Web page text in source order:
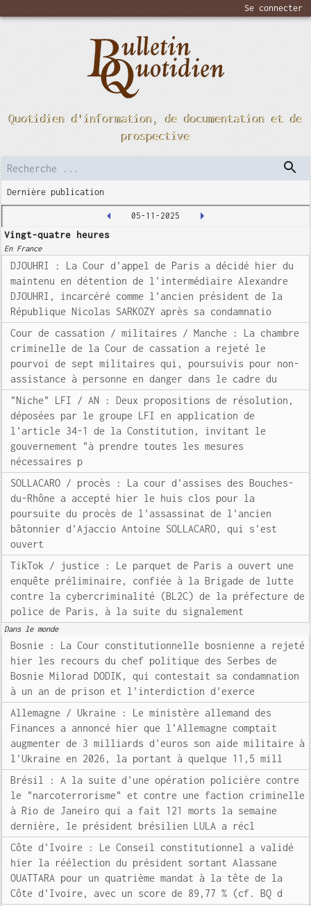
Se connecter
Quotidien d'information, de documentation et de
prospective
Dernière publication
05-11-2025
Vingt-quatre heures
En France
DJOUHRI : La Cour d'appel de Paris a décidé hier du
maintenu en détention de l'intermédiaire Alexandre
DJOUHRI, incarcéré comme l'ancien président de la
République Nicolas SARKOZY après sa condamnatio
Cour de cassation / militaires / Manche : La chambre
criminelle de la Cour de cassation a rejeté le
pourvoi de sept militaires qui, poursuivis pour non-
assistance à personne en danger dans le cadre du
"Niche" LFI / AN : Deux propositions de résolution,
déposées par le groupe LFI en application de
l'article 34-1 de la Constitution, invitant le
gouvernement "à prendre toutes les mesures
nécessaires p
SOLLACARO / procès : La cour d'assises des Bouches-
du-Rhône a accepté hier le huis clos pour la
poursuite du procès de l'assassinat de l'ancien
bâtonnier d'Ajaccio Antoine SOLLACARO, qui s'est
ouvert
TikTok / justice : Le parquet de Paris a ouvert une
enquête préliminaire, confiée à la Brigade de lutte
contre la cybercriminalité (BL2C) de la préfecture de
police de Paris, à la suite du signalement
Dans le monde
Bosnie : La Cour constitutionnelle bosnienne a rejeté
hier les recours du chef politique des Serbes de
Bosnie Milorad DODIK, qui contestait sa condamnation
à un an de prison et l'interdiction d'exerce
Allemagne / Ukraine : Le ministère allemand des
Finances a annoncé hier que l'Allemagne comptait
augmenter de 3 milliards d'euros son aide militaire à
l'Ukraine en 2026, la portant à quelque 11,5 mill
Brésil : A la suite d'une opération policière contre
le "narcoterrorisme" et contre une faction criminelle
à Rio de Janeiro qui a fait 121 morts la semaine
dernière, le président brésilien LULA a récl
Côte d'Ivoire : Le Conseil constitutionnel a validé
hier la réélection du président sortant Alassane
OUATTARA pour un quatrième mandat à la tête de la
Côte d'Ivoire, avec un score de 89,77 % (cf. BQ d